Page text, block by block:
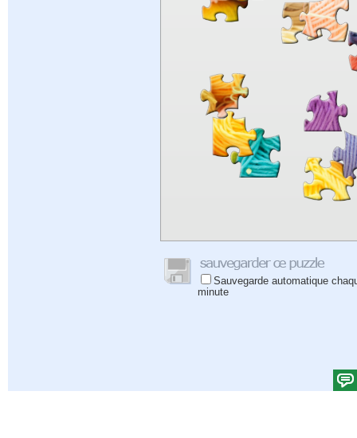
Sauvegarde automatique
minute